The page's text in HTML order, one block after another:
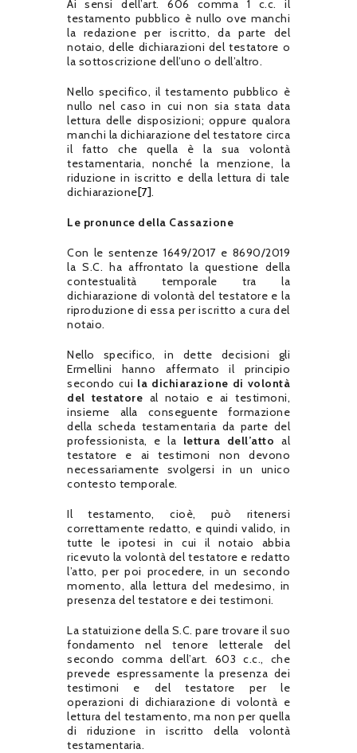
Ai sensi dell’art. 606 comma 1 c.c. il
testamento pubblico è nullo ove manchi
la redazione per iscritto, da parte del
notaio, delle dichiarazioni del testatore o
la sottoscrizione dell’uno o dell’altro.
Nello specifico, il testamento pubblico è
nullo nel caso in cui non sia stata data
lettura delle disposizioni; oppure qualora
manchi la dichiarazione del testatore circa
il fatto che quella è la sua volontà
testamentaria, nonché la menzione, la
riduzione in iscritto e della lettura di tale
dichiarazione[7].
Le pronunce della Cassazione
Con le sentenze 1649/2017 e 8690/2019
la S.C. ha affrontato la questione della
contestualità temporale tra la
dichiarazione di volontà del testatore e la
riproduzione di essa per iscritto a cura del
notaio.
Nello specifico, in dette decisioni gli
Ermellini hanno affermato il principio
secondo cui la dichiarazione di volontà
del testatore al notaio e ai testimoni,
insieme alla conseguente formazione
della scheda testamentaria da parte del
professionista, e la lettura dell’atto al
testatore e ai testimoni non devono
necessariamente svolgersi in un unico
contesto temporale.
Il testamento, cioè, può ritenersi
correttamente redatto, e quindi valido, in
tutte le ipotesi in cui il notaio abbia
ricevuto la volontà del testatore e redatto
l’atto, per poi procedere, in un secondo
momento, alla lettura del medesimo, in
presenza del testatore e dei testimoni.
La statuizione della S.C. pare trovare il suo
fondamento nel tenore letterale del
secondo comma dell’art. 603 c.c., che
prevede espressamente la presenza dei
testimoni e del testatore per le
operazioni di dichiarazione di volontà e
lettura del testamento, ma non per quella
di riduzione in iscritto della volontà
testamentaria.